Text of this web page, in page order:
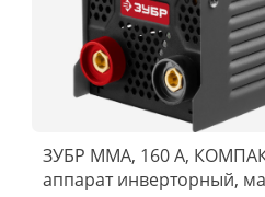
ЗУБР ММА, 160 А,
аппарат инверторный,